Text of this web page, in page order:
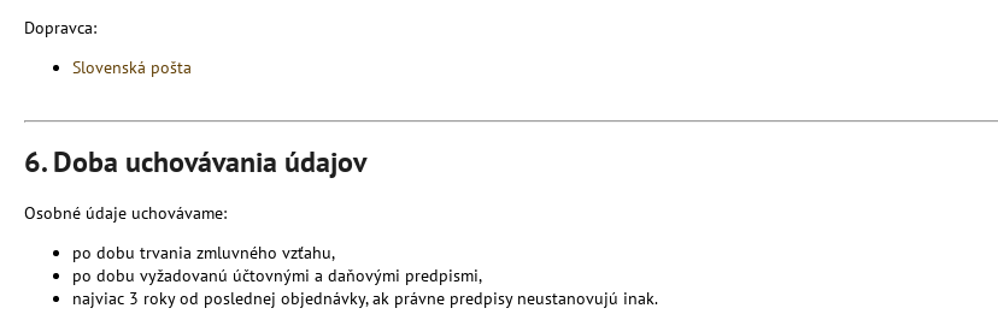
Dopravca:
Slovenská pošta
6. Doba uchovávania údajov
Osobné údaje uchovávame:
po dobu trvania zmluvného vzťahu,
po dobu vyžadovanú účtovnými a daňovými predpismi,
najviac 3 roky od poslednej objednávky, ak právne predpisy neustanovujú inak.